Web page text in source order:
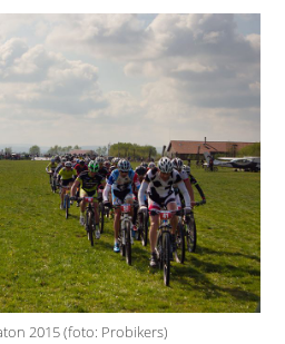
2015 (foto: Probikers)